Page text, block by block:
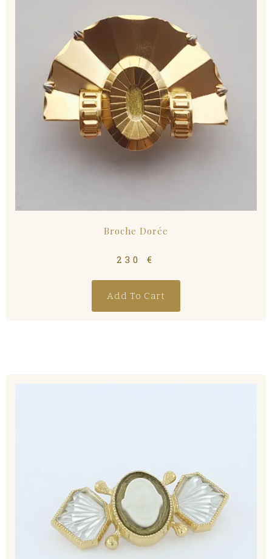
Broche Dorée
230€
Add To Cart